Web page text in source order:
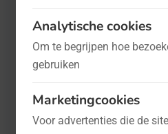
Jom Kipoer- op 20
Analytische cookies
Om te begrijpen hoe
gebruiken
Marketingcookies
Voor advertenties die de